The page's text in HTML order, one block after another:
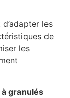
les
de
les
granulés